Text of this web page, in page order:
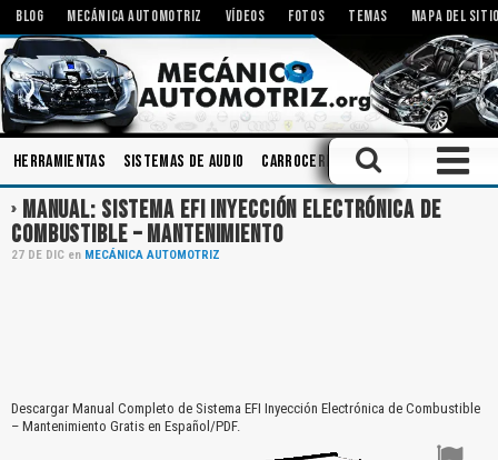
BLOG MECÁNICA AUTOMOTRIZ VÍDEOS FOTOS TEMAS MAPA DEL
Herramientas Sistemas de Audio Carrocerias Componentes
MANUAL: SISTEMA EFI INYECCIÓN ELECTRÓNICA DE
COMBUSTIBLE – MANTENIMIENTO
27 DE DIC en MECÁNICA AUTOMOTRIZ
Descargar Manual Completo de Sistema EFI Inyección Electrónica de Combustible
– Mantenimiento Gratis en Español/PDF.